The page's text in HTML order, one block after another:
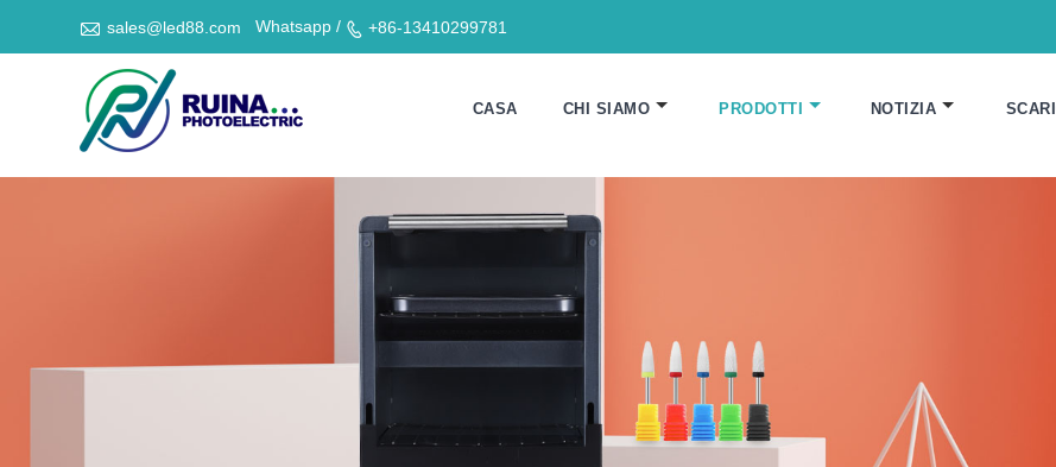
 sales@led88.com Whatsapp /  +86-13410299781
CASA CHI SIAMO PRODOTTI NOTIZIA